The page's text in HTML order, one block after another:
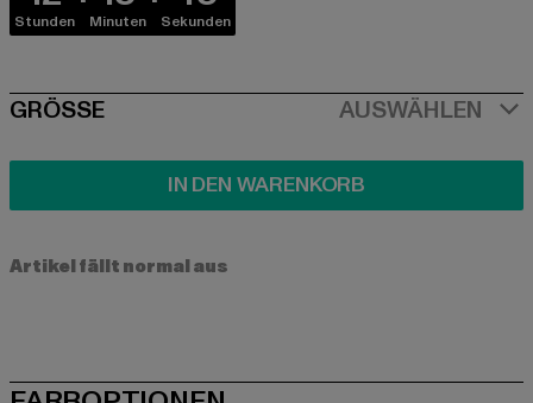
Stunden Minuten Sekunden
SIZE
GRÖSSE AUSWÄHLEN
IN DEN WARENKORB
Artikel fällt normal aus